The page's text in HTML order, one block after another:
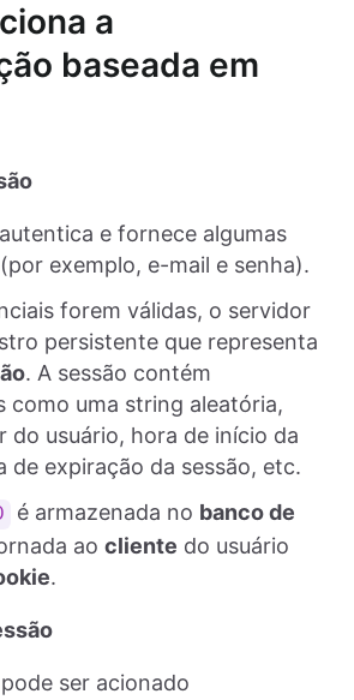
a
baseada em
e fornece algumas
exemplo, e-mail e senha).
forem válidas, o servidor
persistente que representa
. A sessão contém
como uma string aleatória,
do usuário, hora de início da
de expiração da sessão, etc.
é armazenada no banco de
ao cliente do usuário
.
ser acionado